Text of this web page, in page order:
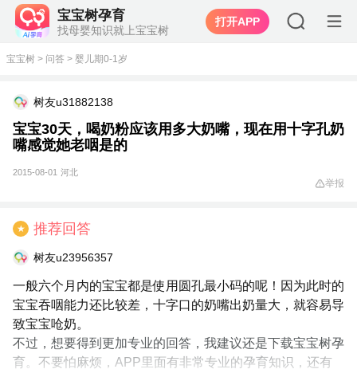
宝宝树孕育
找母婴知识就上宝宝树
打开APP
宝宝树 > 问答 > 婴儿期0-1岁
树友u31882138
宝宝30天，喝奶粉应该用多大奶嘴，现在用十字孔奶
嘴感觉她老咽是的
2015-08-01 河北
举报
★ 推荐回答
树友u23956357
一般六个月内的宝宝都是使用圆孔最小码的呢！因为此时的
宝宝吞咽能力还比较差，十字口的奶嘴出奶量大，就容易导
致宝宝呛奶。
不过，想要得到更加专业的回答，我建议还是下载宝宝树孕
育。不要怕麻烦，APP里面有非常专业的孕育知识，还有